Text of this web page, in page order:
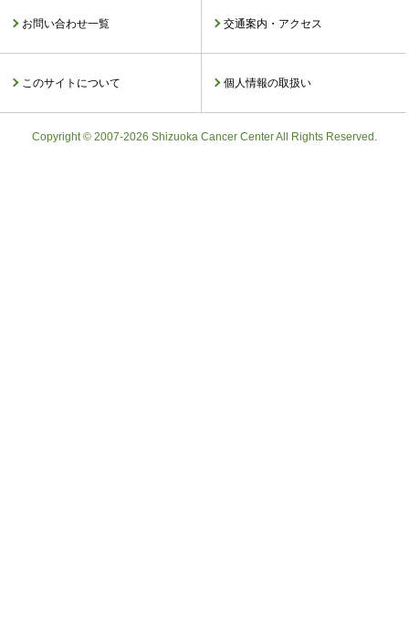
お問い合わせ一覧 交通案内・アクセス
このサイトについて 個人情報の取扱い
Copyright © 2007-2026 Shizuoka Cancer Center All Rights Reserved.